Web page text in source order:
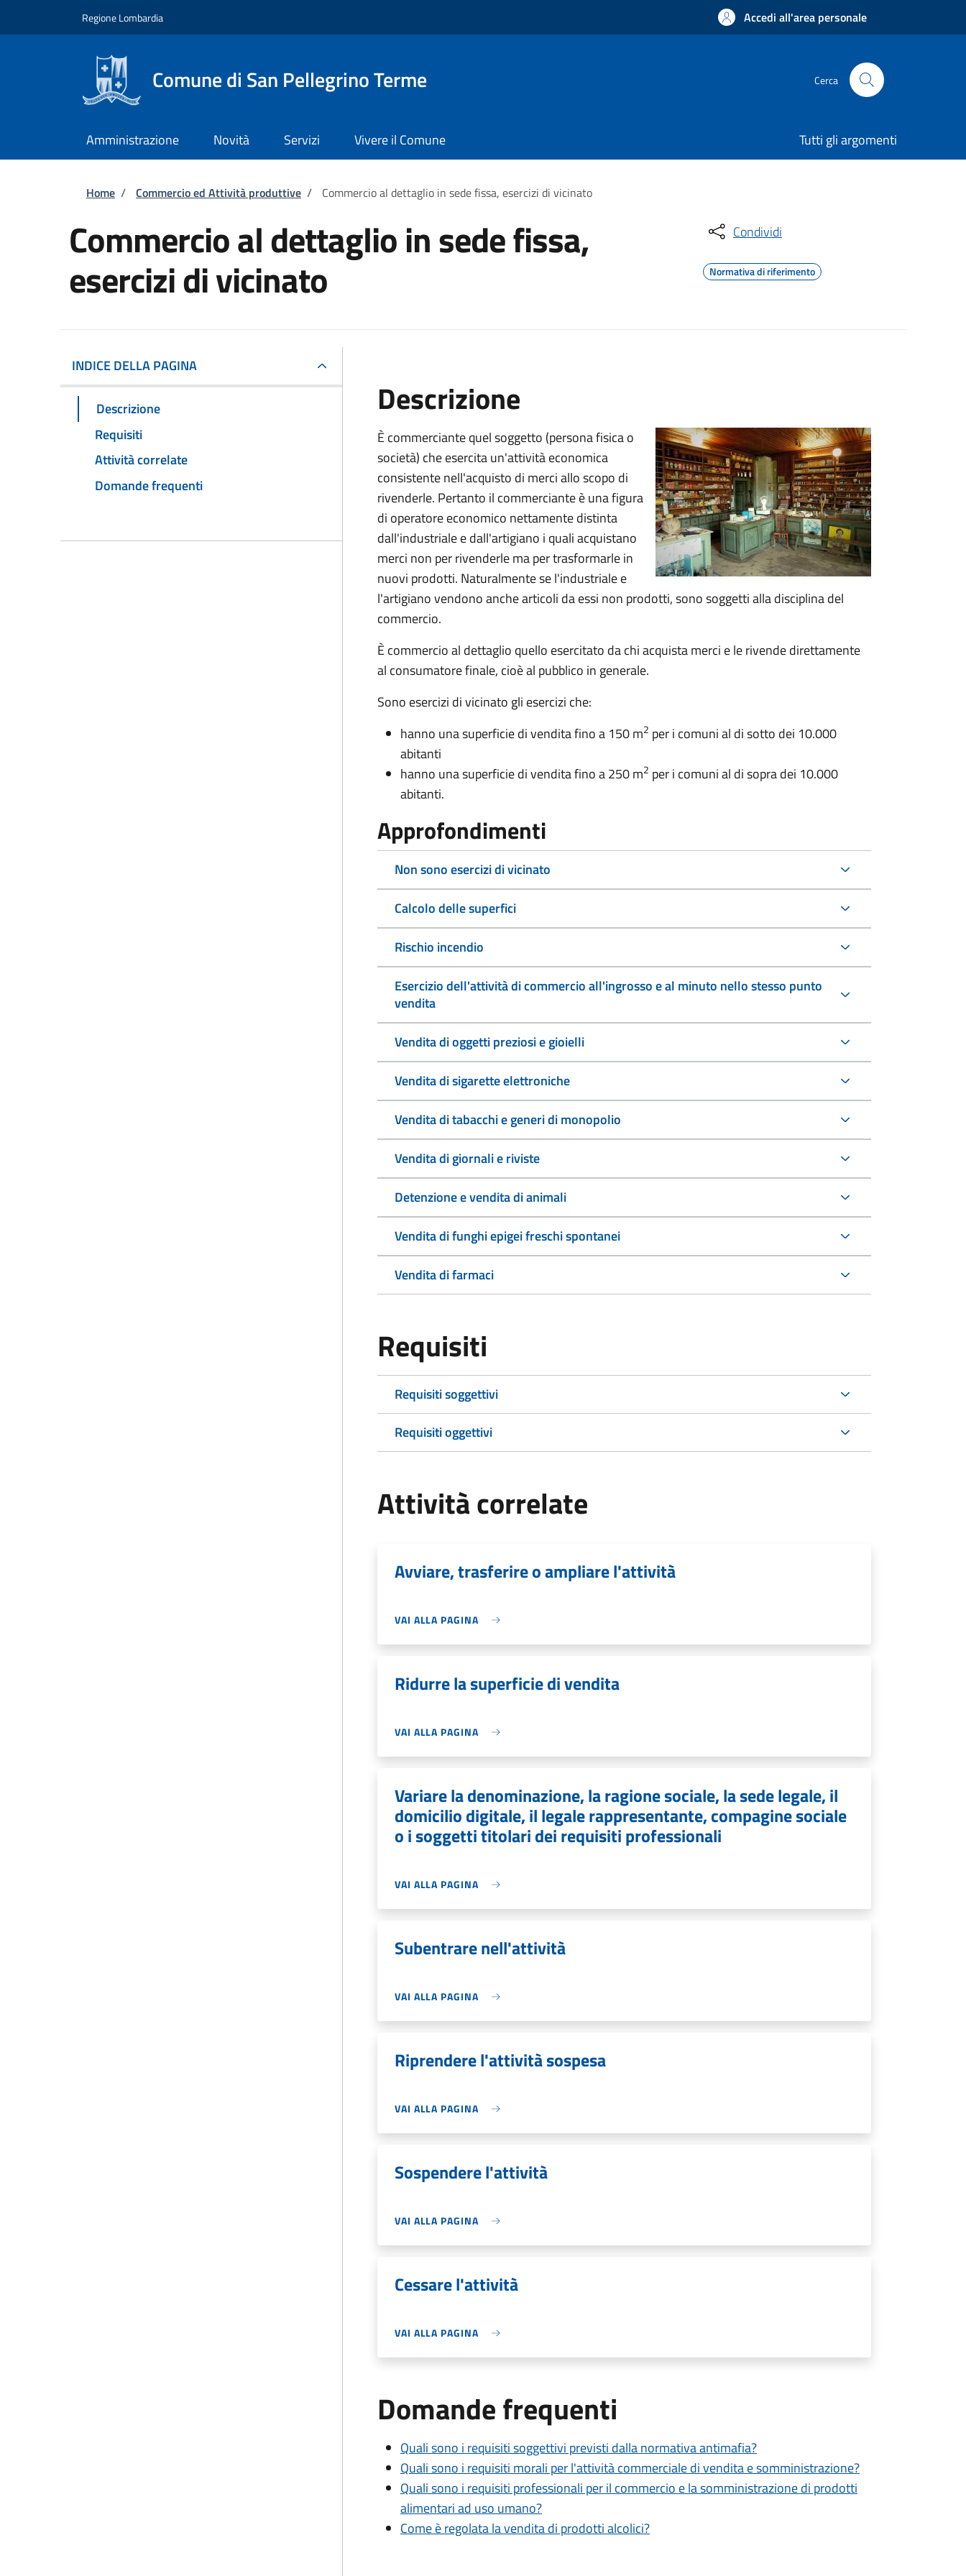
Regione Lombardia Accedi all'area personale
Comune di San Pellegrino Terme Cerca
Amministrazione Novità Servizi Vivere il Comune Tutti gli argomenti
Briciole di pane
Home / Commercio ed Attività produttive / Commercio al dettaglio in sede fissa, esercizi di vicinato
Commercio al dettaglio in sede fissa,
esercizi di vicinato
Condividi
Normativa di riferimento
INDICE DELLA PAGINA
Descrizione
Requisiti
Attività correlate
Domande frequenti
Descrizione
È commerciante quel soggetto (persona fisica o
società) che esercita un'attività economica
consistente nell'acquisto di merci allo scopo di
rivenderle. Pertanto il commerciante è una figura
di operatore economico nettamente distinta
dall'industriale e dall'artigiano i quali acquistano
merci non per rivenderle ma per trasformarle in
nuovi prodotti. Naturalmente se l'industriale e
l'artigiano vendono anche articoli da essi non prodotti, sono soggetti alla disciplina del
commercio.
È commercio al dettaglio quello esercitato da chi acquista merci e le rivende direttamente
al consumatore finale, cioè al pubblico in generale.
Sono esercizi di vicinato gli esercizi che:
hanno una superficie di vendita fino a 150 m2 per i comuni al di sotto dei 10.000
abitanti
hanno una superficie di vendita fino a 250 m2 per i comuni al di sopra dei 10.000
abitanti.
Approfondimenti
Non sono esercizi di vicinato
Calcolo delle superfici
Rischio incendio
Esercizio dell'attività di commercio all'ingrosso e al minuto nello stesso punto
vendita
Vendita di oggetti preziosi e gioielli
Vendita di sigarette elettroniche
Vendita di tabacchi e generi di monopolio
Vendita di giornali e riviste
Detenzione e vendita di animali
Vendita di funghi epigei freschi spontanei
Vendita di farmaci
Requisiti
Requisiti soggettivi
Requisiti oggettivi
Attività correlate
Avviare, trasferire o ampliare l'attività
VAI ALLA PAGINA
Ridurre la superficie di vendita
VAI ALLA PAGINA
Variare la denominazione, la ragione sociale, la sede legale, il
domicilio digitale, il legale rappresentante, compagine sociale
o i soggetti titolari dei requisiti professionali
VAI ALLA PAGINA
Subentrare nell'attività
VAI ALLA PAGINA
Riprendere l'attività sospesa
VAI ALLA PAGINA
Sospendere l'attività
VAI ALLA PAGINA
Cessare l'attività
VAI ALLA PAGINA
Domande frequenti
Quali sono i requisiti soggettivi previsti dalla normativa antimafia?
Quali sono i requisiti morali per l'attività commerciale di vendita e somministrazione?
Quali sono i requisiti professionali per il commercio e la somministrazione di prodotti
alimentari ad uso umano?
Come è regolata la vendita di prodotti alcolici?